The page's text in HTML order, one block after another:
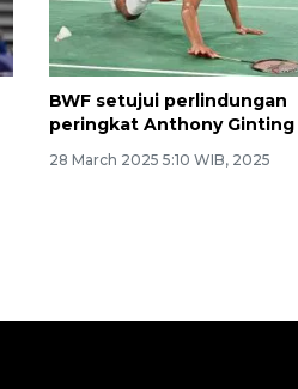
BWF setujui perlindungan
peringkat Anthony Ginting
28 March 2025 5:10 WIB, 2025